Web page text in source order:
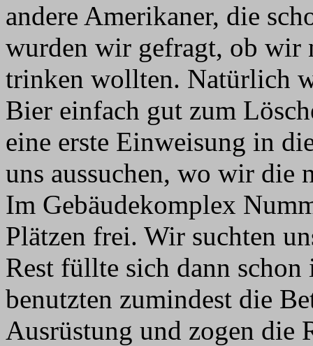
andere Amerikaner, die
wurden wir gefragt, ob wir
trinken wollten. Natürlich
Bier einfach gut zum
eine erste Einweisung in
uns aussuchen, wo wir die
Im Gebäudekomplex
Plätzen frei. Wir suchten
Rest füllte sich dann schon
benutzten zumindest die
Ausrüstung und zogen die